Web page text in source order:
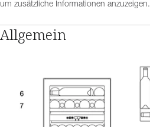
um zusätzliche Informationen anzuzeigen.
Allgemein